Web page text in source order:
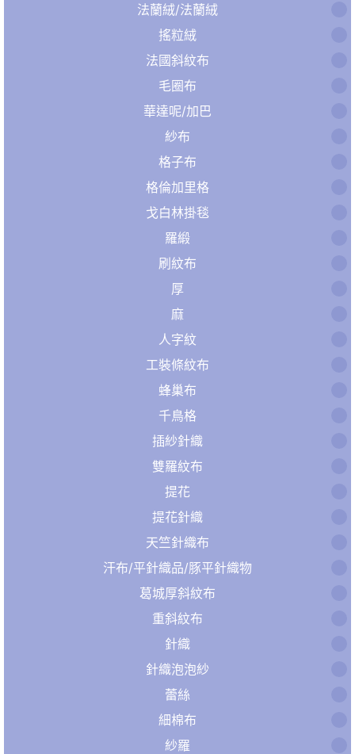
法蘭絨/法蘭絨
搖粒絨
法國斜紋布
毛圈布
華達呢/加巴
紗布
格子布
格倫加里格
戈白林掛毯
羅緞
刷紋布
厚
麻
人字紋
工裝條紋布
蜂巢布
千鳥格
插紗針織
雙羅紋布
提花
提花針織
天竺針織布
汗布/平針織品/豚平針織物
葛城厚斜紋布
重斜紋布
針織
針織泡泡紗
蕾絲
細棉布
紗羅